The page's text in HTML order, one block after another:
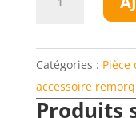
noir
standard
STD
Catégories : Pièce
accessoire
Produits